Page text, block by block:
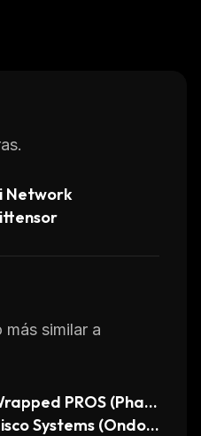
Network
similar a
PROS (Phar
Systems (Ondo T